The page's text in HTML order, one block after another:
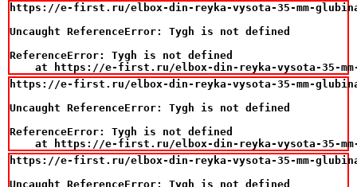
https://e-first.ru/elbox-din-reyka-vysota-35-mm-glubina-
Uncaught ReferenceError: Tygh is not defined
ReferenceError: Tygh is not defined
at https://e-first.ru/elbox-din-reyka-vysota-35-
https://e-first.ru/elbox-din-reyka-vysota-35-mm-glubina-
Uncaught ReferenceError: Tygh is not defined
ReferenceError: Tygh is not defined
at https://e-first.ru/elbox-din-reyka-vysota-35-
https://e-first.ru/elbox-din-reyka-vysota-35-mm-glubina-
Uncaught ReferenceError: Tygh is not defined